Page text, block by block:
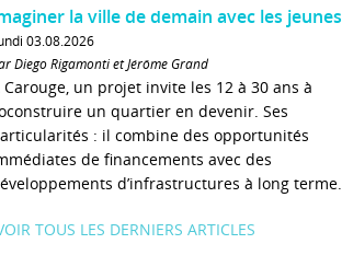
la ville de demain avec les jeunes
03.08.2026
Diego Rigamonti et Jérôme Grand
Carouge, un projet invite les 12 à 30 ans à
un quartier en devenir. Ses
: il combine des opportunités
de financements avec des
d’infrastructures à long terme.
TOUS LES DERNIERS ARTICLES